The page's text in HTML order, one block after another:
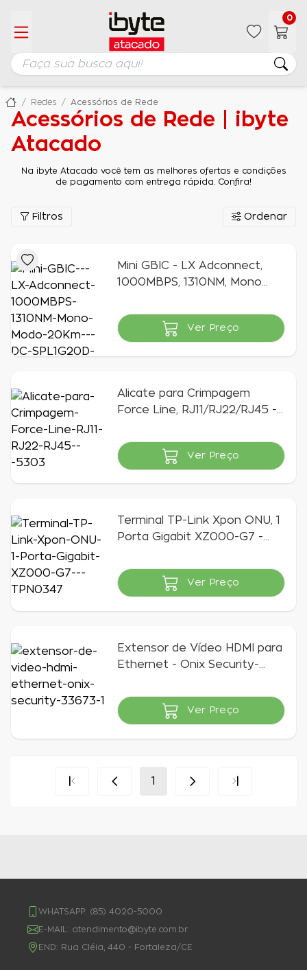
0
Redes Acessórios de Rede
Acessórios de Rede | ibyte
Atacado
Na ibyte Atacado você tem as melhores ofertas e condições
de pagamento com entrega rápida. Confira!
Filtros Ordenar
Mini GBIC - LX Adconnect,
1000MBPS, 1310NM, Mono
SFP
Indisponível
Ver Preço
Alicate para Crimpagem
Force Line, RJ11/RJ22/RJ45 -
Indisponível
Ver Preço
Terminal TP-Link Xpon ONU, 1
Porta Gigabit XZ000-G7 -
Indisponível
Ver Preço
Extensor de Vídeo HDMI para
Ethernet - Onix Security-
Indisponível
Ver Preço
1
WHATSAPP: (85) 4020-5000
E-MAIL: atendimento@ibyte.com.br
END: Rua Cléia, 440 - Fortaleza/CE